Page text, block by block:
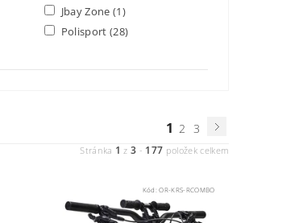
Jbay Zone (1)
Polisport (28)
1 2 3
Stránka 1 z3 - 177 položek celkem
Kód:OR-KRS-RCOMBO